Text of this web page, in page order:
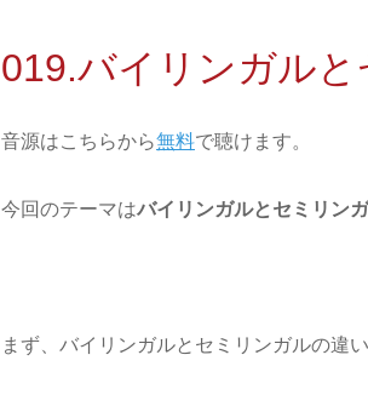
019.バイリンガル
音源はこちらから無料で聴けます。
今回のテーマはバイリンガルとセミリン
まず、バイリンガルとセミリンガルの違い